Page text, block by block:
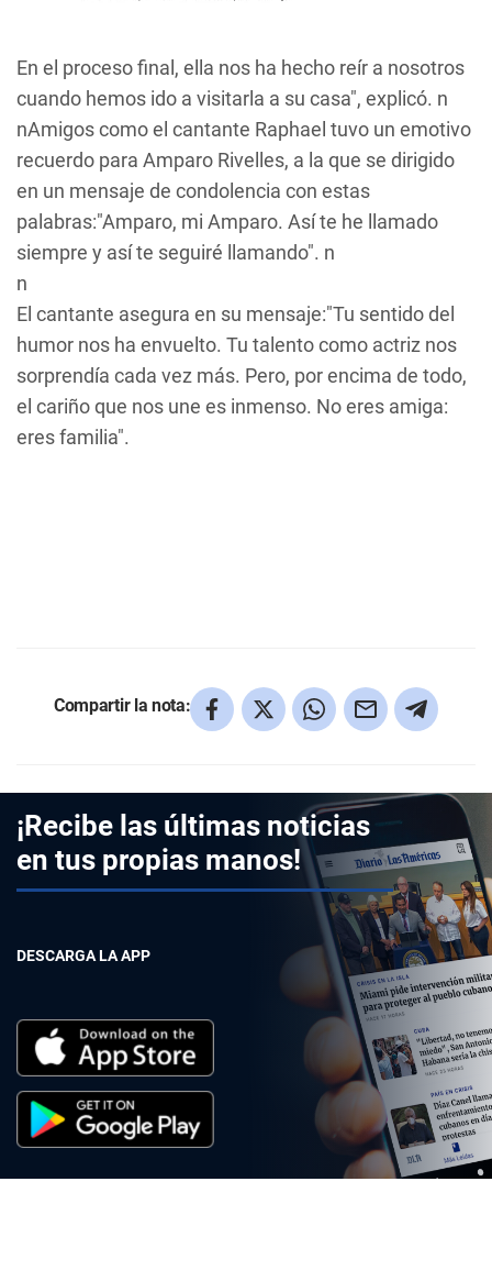
En el proceso final, ella nos ha hecho reír a nosotros
cuando hemos ido a visitarla a su casa", explicó. n
nAmigos como el cantante Raphael tuvo un emotivo
recuerdo para Amparo Rivelles, a la que se dirigido
en un mensaje de condolencia con estas
palabras:"Amparo, mi Amparo. Así te he llamado
siempre y así te seguiré llamando". n
n
El cantante asegura en su mensaje:"Tu sentido del
humor nos ha envuelto. Tu talento como actriz nos
sorprendía cada vez más. Pero, por encima de todo,
el cariño que nos une es inmenso. No eres amiga:
eres familia".
Compartir la nota:
¡Recibe las últimas noticias
en tus propias manos!
DESCARGA LA APP